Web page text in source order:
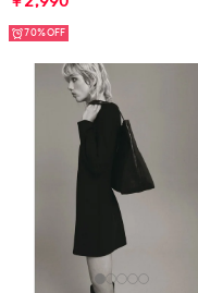
70%